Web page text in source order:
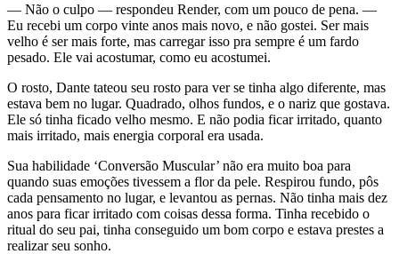
— Não o culpo — respondeu Render, com um pouco de pena. —
Eu recebi um corpo vinte anos mais novo, e não gostei. Ser mais
velho é ser mais forte, mas carregar isso pra sempre é um fardo
pesado. Ele vai acostumar, como eu acostumei.
O rosto, Dante tateou seu rosto para ver se tinha algo diferente, mas
estava bem no lugar. Quadrado, olhos fundos, e o nariz que gostava.
Ele só tinha ficado velho mesmo. E não podia ficar irritado, quanto
mais irritado, mais energia corporal era usada.
Sua habilidade ‘Conversão Muscular’ não era muito boa para
quando suas emoções tivessem a flor da pele. Respirou fundo, pôs
cada pensamento no lugar, e levantou as pernas. Não tinha mais dez
anos para ficar irritado com coisas dessa forma. Tinha recebido o
ritual do seu pai, tinha conseguido um bom corpo e estava prestes a
realizar seu sonho.